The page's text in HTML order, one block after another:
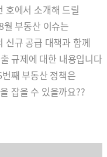
호에서 소개해 드릴
8월 부동산 이슈는
신규 공급 대책과 함께
규제에 대한 내용입니다.
째 부동산 정책은
잡을 수 있을까요??